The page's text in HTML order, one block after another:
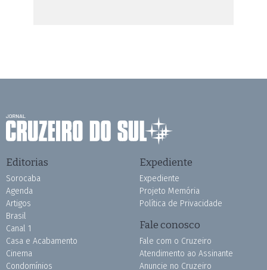
Editorias
Sorocaba
Agenda
Artigos
Brasil
Canal 1
Casa e Acabamento
Cinema
Condomínios
Expediente
Expediente
Projeto Memória
Política de Privacidade
Fale conosco
Fale com o Cruzeiro
Atendimento ao Assinante
Anuncie no Cruzeiro